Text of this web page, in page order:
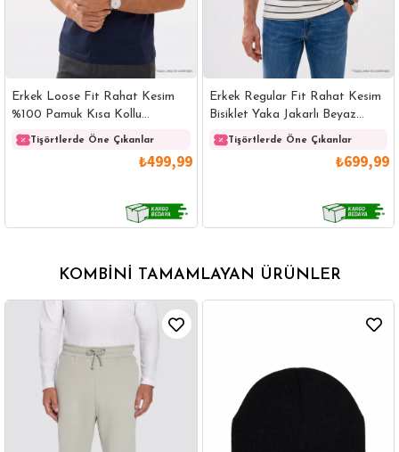
Erkek Loose Fit Rahat Kesim
%100 Pamuk Kısa Kollu
Lacivert Bisiklet Yaka Tişört
Tişörtlerde Öne Çıkanlar
₺499,99
Erkek Regular Fit Rahat Kesim
Bisiklet Yaka Jakarlı Beyaz
Üzeri Siyah Çizgili Tişört
Tişörtlerde Öne Çıkanlar
₺699,99
KOMBINI TAMAMLAYAN ÜRÜNLER